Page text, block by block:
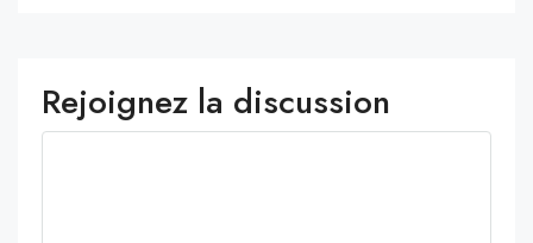
Rejoignez la discussion